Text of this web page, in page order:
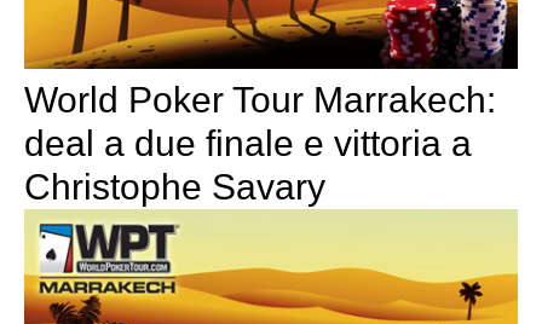
World Poker Tour Marrakech:
deal a due finale e vittoria a
Christophe Savary